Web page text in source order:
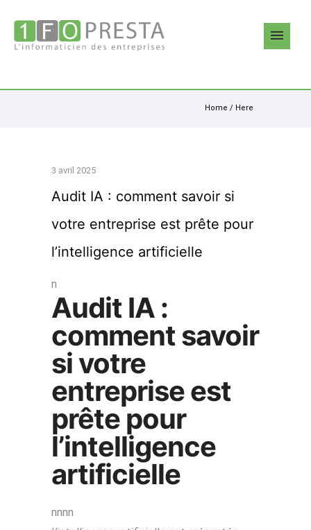
Home / Here
3 avril 2025
Audit IA : comment savoir si
votre entreprise est prête pour
l’intelligence artificielle
n
Audit IA :
comment savoir
si votre
entreprise est
prête pour
l’intelligence
artificielle
nnnn